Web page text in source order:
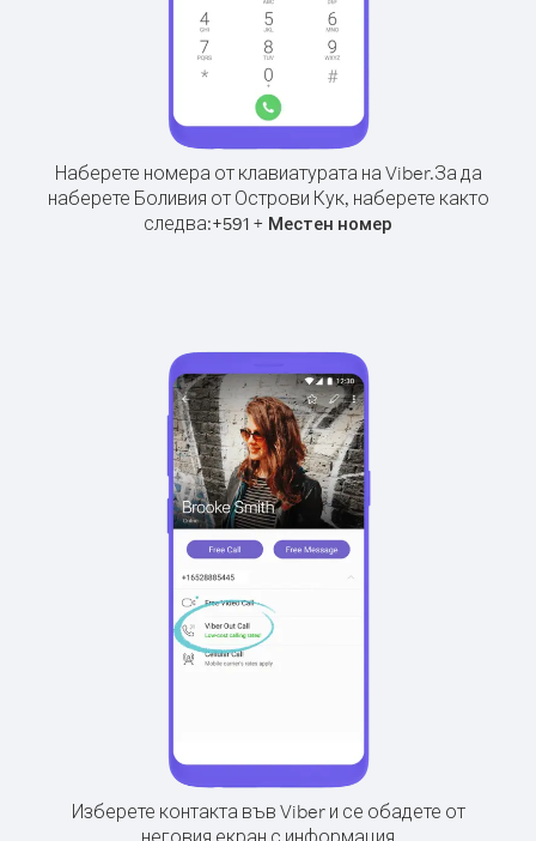
Наберете номера от клавиатурата на Viber.За да
наберете Боливия от Острови Кук, наберете както
следва:+591 + Местен номер
Изберете контакта във Viber и се обадете от
неговия екран с информация